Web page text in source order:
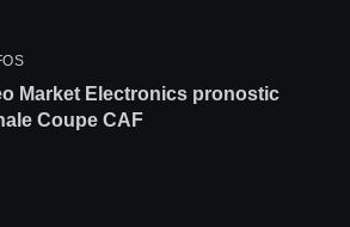
Market Electronics pronostic
Coupe CAF